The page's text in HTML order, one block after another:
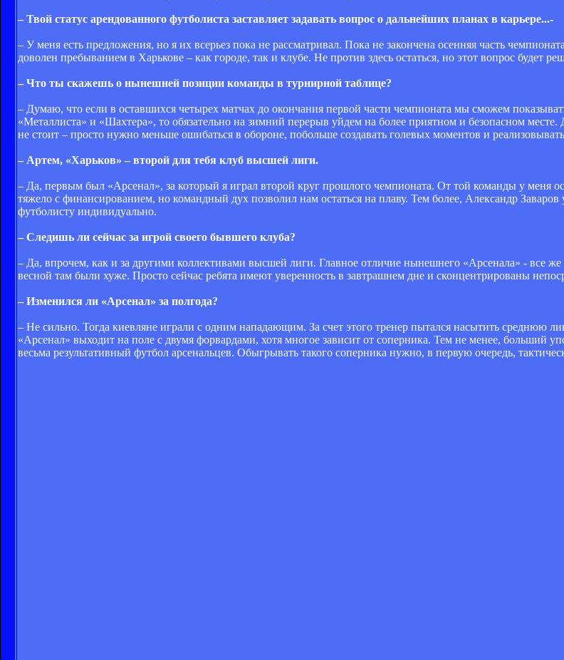
– Твой статус арендованного футболиста заставляет задавать вопрос о дальнейших планах в карьере...-
– У меня есть предложения, но я их всерьез пока не рассматривал. Пока не закончена осенняя часть
доволен пребыванием в Харькове – как городе, так и клубе. Не против здесь остаться, но этот вопрос будет
– Что ты скажешь о нынешней позиции команды в турнирной таблице?
– Думаю, что если в оставшихся четырех матчах до окончания первой части чемпионата мы сможем
«Металлиста» и «Шахтера», то обязательно на зимний перерыв уйдем на более приятном и безопасном
не стоит – просто нужно меньше ошибаться в обороне, побольше создавать голевых моментов и
– Артем, «Харьков» – второй для тебя клуб высшей лиги.
– Да, первым был «Арсенал», за который я играл второй круг прошлого чемпионата. От той команды у меня
тяжело с финансированием, но командный дух позволил нам остаться на плаву. Тем более, Александр
футболисту индивидуально.
– Следишь ли сейчас за игрой своего бывшего клуба?
– Да, впрочем, как и за другими коллективами высшей лиги. Главное отличие нынешнего «Арсенала» - все же
весной там были хуже. Просто сейчас ребята имеют уверенность в завтрашнем дне и сконцентрированы
– Изменился ли «Арсенал» за полгода?
– Не сильно. Тогда киевляне играли с одним нападающим. За счет этого тренер пытался насытить среднюю
«Арсенал» выходит на поле с двумя форвардами, хотя многое зависит от соперника. Тем не менее, больший
весьма результативный футбол арсенальцев. Обыгрывать такого соперника нужно, в первую очередь,